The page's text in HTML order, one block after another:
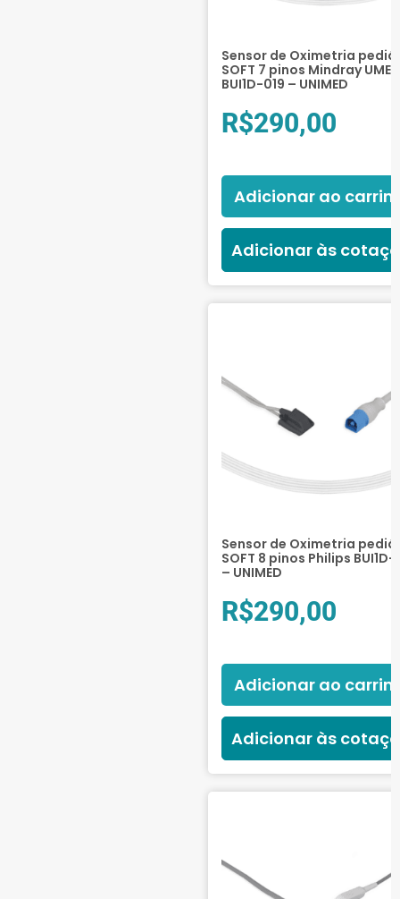
Sensor de Oximetria
SOFT 7 pinos Mindray UMEC
BUI1D-019 – UNIMED
R$290,00
Adicionar ao
Adicionar às
Sensor de Oximetria
SOFT 8 pinos Philips
– UNIMED
R$290,00
Adicionar ao
Adicionar às